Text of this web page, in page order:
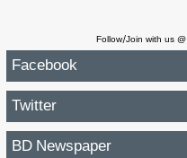
Follow/Join with us @
Facebook
Twitter
BD Newspaper